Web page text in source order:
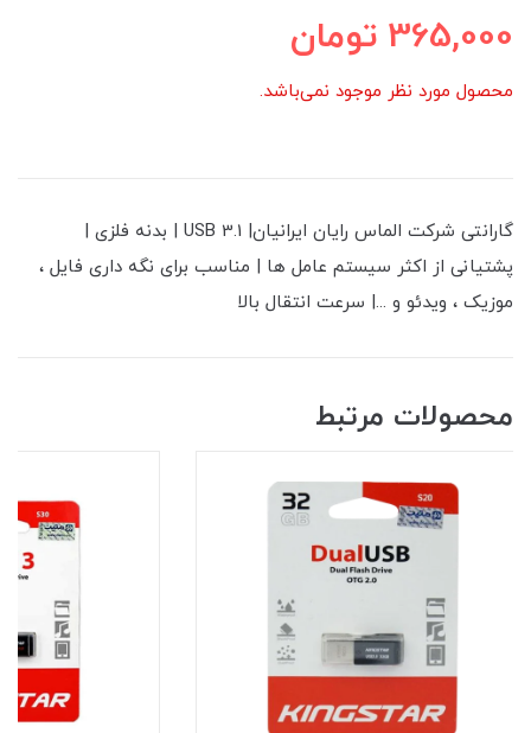
365,000 تومان
محصول مورد نظر موجود نمی‌باشد.
گارانتی شرکت الماس رایان ایرانیان| USB 3.1 | بدنه فلزی |
پشتیانی از اکثر سیستم عامل ها | مناسب برای نگه داری فایل ،
موزیک ، ویدئو و ...| سرعت انتقال بالا
محصولات مرتبط